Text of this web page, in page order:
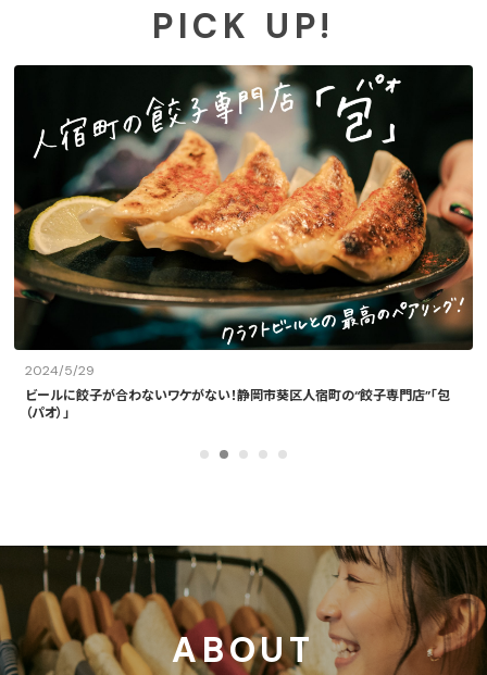
PICK UP!
2024/5/29
ビールに餃子が合わないワケがない！静岡市葵区人宿町の“餃子専門店”「包
（パオ）」
ABOUT